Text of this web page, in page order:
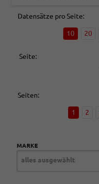
Datensätze pro Seite:
10 20
Seite:
Seiten:
1 2
MARKE
alles ausgewählt